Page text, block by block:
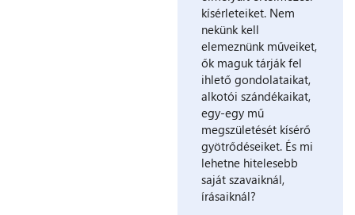
kísérleteiket. Nem
nekünk kell
elemeznünk műveiket,
ők maguk tárják fel
ihlető gondolataikat,
alkotói szándékaikat,
egy-egy mű
megszületését kísérő
gyötrődéseiket. És mi
lehetne hitelesebb
saját szavaiknál,
írásaiknál?